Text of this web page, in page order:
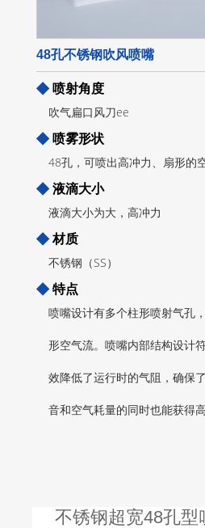
48孔不锈钢吹风喷嘴
◆ 喷射角度
吹气扁口风刀ee
◆ 喷雾形状
48孔，可喷出高冲力、扇形的
◆ 液滴大小
液滴大小为大，高冲力
◆ 材质
不锈钢（SS）
◆ 特点
喷嘴设计有多个柱形喷射气孔
形空气流。喷嘴内部结构设计
效降低了运行时的气阻，确保
音和空气耗量的同时也能获得高
不锈钢超宽48孔型